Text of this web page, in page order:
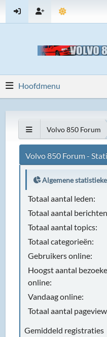
Hoofdmenu
Volvo 850 Forum
Volvo 850 Forum -
Algemene
Totaal aantal leden:
Totaal aantal
Totaal aantal topics:
Totaal categorieën:
Gebruikers online:
Hoogst aantal
online:
Vandaag online:
Totaal aantal
Gemiddeld registraties